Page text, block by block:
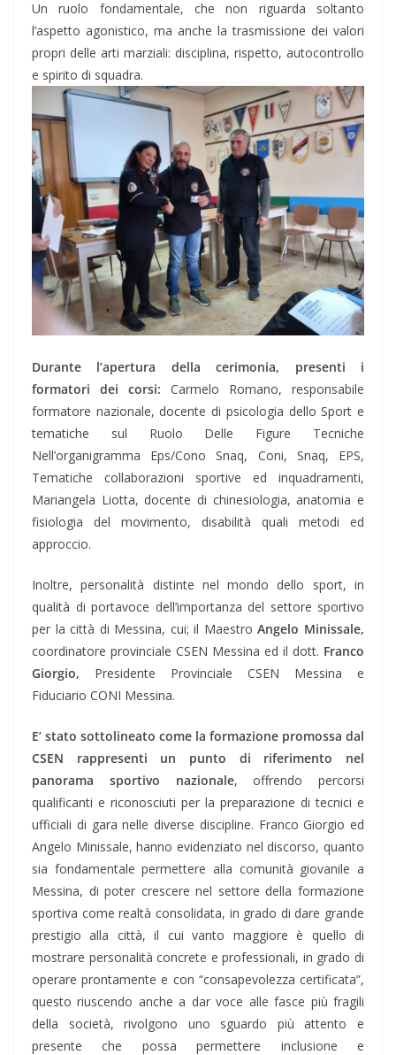
Un ruolo fondamentale, che non riguarda soltanto
l’aspetto agonistico, ma anche la trasmissione dei valori
propri delle arti marziali: disciplina, rispetto, autocontrollo
e spirito di squadra.
Durante l’apertura della cerimonia, presenti i
formatori dei corsi: Carmelo Romano, responsabile
formatore nazionale, docente di psicologia dello Sport e
tematiche sul Ruolo Delle Figure Tecniche
Nell’organigramma Eps/Cono Snaq, Coni, Snaq, EPS,
Tematiche collaborazioni sportive ed inquadramenti,
Mariangela Liotta, docente di chinesiologia, anatomia e
fisiologia del movimento, disabilità quali metodi ed
approccio.
Inoltre, personalità distinte nel mondo dello sport, in
qualità di portavoce dell’importanza del settore sportivo
per la città di Messina, cui; il MaestroAngelo Minissale,
coordinatore provinciale CSEN Messina ed il dott. Franco
Giorgio, Presidente Provinciale CSEN Messina e
Fiduciario CONI Messina.
E’ stato sottolineato come la formazione promossa dal
CSEN rappresenti un punto di riferimento nel
panorama sportivo nazionale, offrendo percorsi
qualificanti e riconosciuti per la preparazione di tecnici e
ufficiali di gara nelle diverse discipline. Franco Giorgio ed
Angelo Minissale, hanno evidenziato nel discorso, quanto
sia fondamentale permettere alla comunità giovanile a
Messina, di poter crescere nel settore della formazione
sportiva come realtà consolidata, in grado di dare grande
prestigio alla città, il cui vanto maggiore è quello di
mostrare personalità concrete e professionali, in grado di
operare prontamente e con “consapevolezza certificata”,
questo riuscendo anche a dar voce alle fasce più fragili
della società, rivolgono uno sguardo più attento e
presente che possa permettere inclusione e